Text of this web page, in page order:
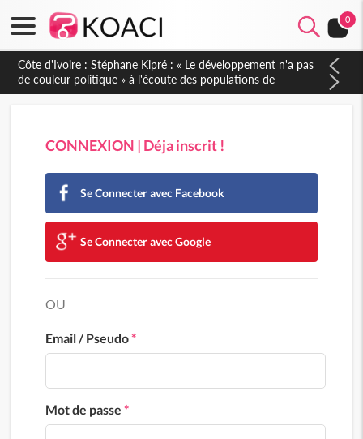
0
Côte d'Ivoire : Stéphane Kipré : « Le développement n'a pas
de couleur politique » à l'écoute des populations de
Gboguhé-Zaïbo
CONNEXION | Déja inscrit !
Se Connecter avec Facebook
Se Connecter avec Google
OU
Email / Pseudo*
Mot de passe *